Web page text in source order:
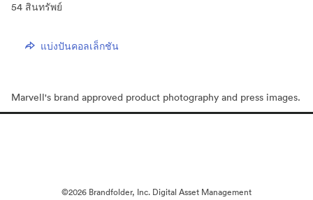
54 สินทรัพย์
แบ่งปันคอลเล็กชัน
Marvell's brand approved product photography and press images.
©2026 Brandfolder, Inc. Digital Asset Management